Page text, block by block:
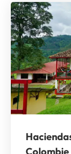
Colombie